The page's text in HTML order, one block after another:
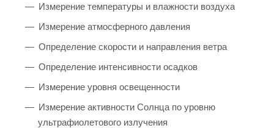
Измерение температуры и влажности воздуха
Измерение атмосферного давления
Определение скорости и направления ветра
Определение интенсивности осадков
Измерение уровня освещенности
Измерение активности Солнца по уровню
ультрафиолетового излучения